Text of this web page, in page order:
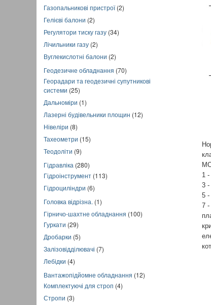
Газопальникові пристрої(2)
Гелієві балони (2)
Регулятори тиску газу (34)
Лічильники газу (2)
Вуглекислотні балони (2)
Геодезичне обладнання (70)
Георадари та геодезичні супутникові
системи (25)
Дальноміри (1)
Лазерні будівельники площин (12)
Нівеліри (8)
Тахеометри (15)
Теодоліти (9)
Гідравліка (280)
Гідроінструмент (113)
Гідроциліндри (6)
Головка відрізна. (1)
Гірничо-шахтне обладнання (100)
Гуркати (29)
Дробарки (5)
Залізовідділювачі (7)
Лебідки (4)
Вантажопідйомне обладнання (12)
Комплектуючі для строп (4)
Стропи (3)
1 -
3 -
5 -
7 -